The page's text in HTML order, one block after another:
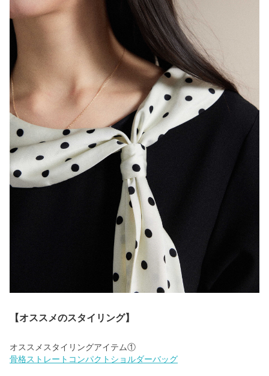
【オススメのスタイリング】
骨格ストレートコンパクトショルダーバッグ